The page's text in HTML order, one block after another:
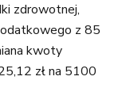
zdrowotnej,
z 85
kwoty
zł na 5100